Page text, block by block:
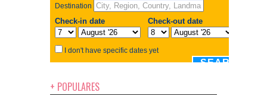
+ POPULARES